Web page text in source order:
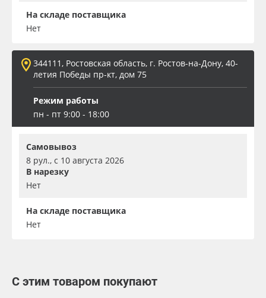
На складе поставщика
Нет
344111, Ростовская область, г. Ростов-на-Дону, 40-
летия Победы пр-кт, дом 75
Режим работы
пн - пт 9:00 - 18:00
Самовывоз
8 рул., с 10 августа 2026
В нарезку
Нет
На складе поставщика
Нет
С этим товаром покупают